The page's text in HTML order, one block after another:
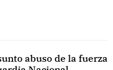
abuso de la fuerza